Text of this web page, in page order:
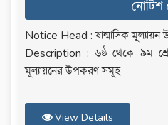
নোটিশ
Notice Head : ষান্মাসিক
Description : ৬ষ্ঠ থেকে ৯ম
মূল্যায়নের উপকরণ সমূহ
View Details